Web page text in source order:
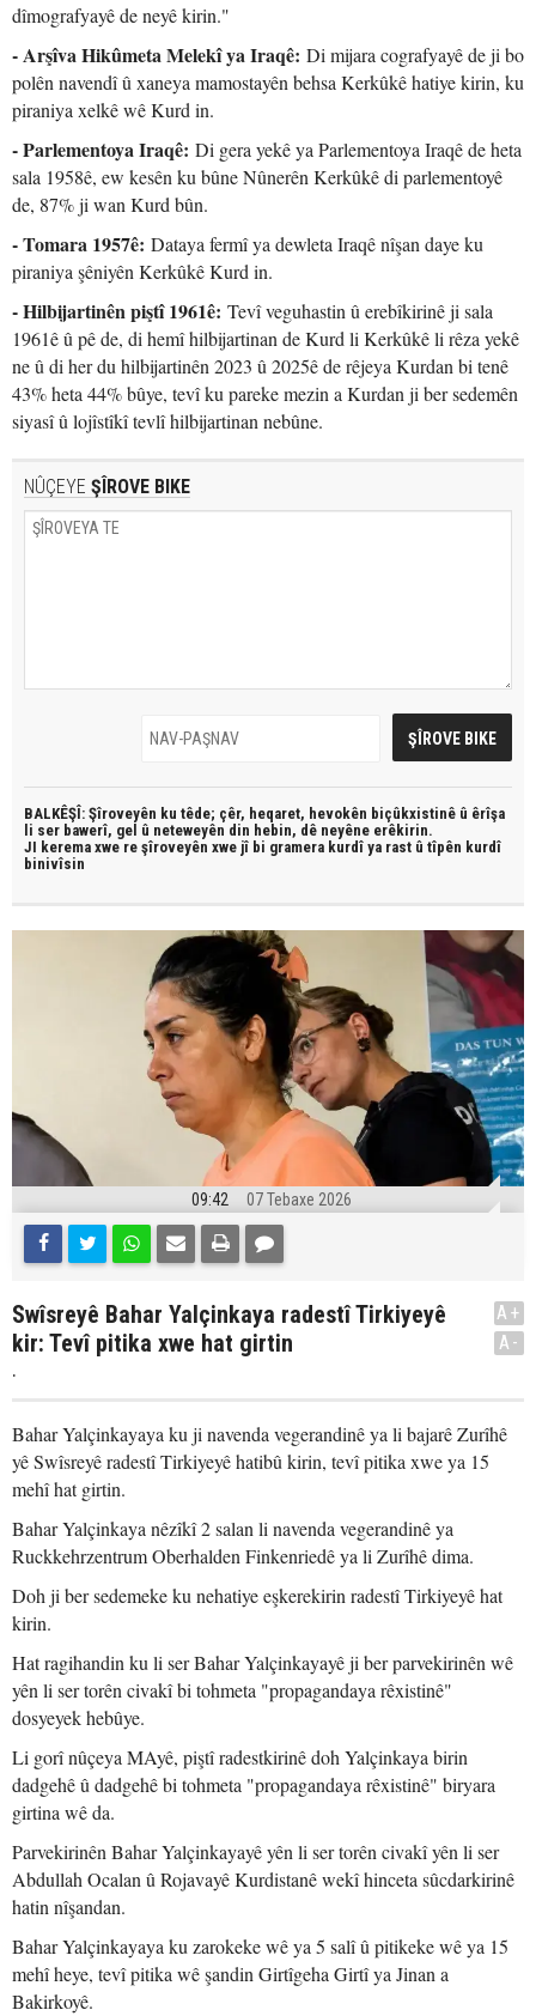
dîmografyayê de neyê kirin."
- Arşîva Hikûmeta Melekî ya Iraqê: Di mijara cografyayê de ji bo
polên navendî û xaneya mamostayên behsa Kerkûkê hatiye kirin, ku
piraniya xelkê wê Kurd in.
- Parlementoya Iraqê: Di gera yekê ya Parlementoya Iraqê de heta
sala 1958ê, ew kesên ku bûne Nûnerên Kerkûkê di parlementoyê
de, 87% ji wan Kurd bûn.
- Tomara 1957ê: Dataya fermî ya dewleta Iraqê nîşan daye ku
piraniya şêniyên Kerkûkê Kurd in.
- Hilbijartinên piştî 1961ê: Tevî veguhastin û erebîkirinê ji sala
1961ê û pê de, di hemî hilbijartinan de Kurd li Kerkûkê li rêza yekê
ne û di her du hilbijartinên 2023 û 2025ê de rêjeya Kurdan bi tenê
43% heta 44% bûye, tevî ku pareke mezin a Kurdan ji ber sedemên
siyasî û lojîstîkî tevlî hilbijartinan nebûne.
NÛÇEYE ŞÎROVE BIKE
BALKÊŞÎ: Şîroveyên ku têde; çêr, heqaret, hevokên biçûkxistinê û êrîşa
li ser bawerî, gel û neteweyên din hebin, dê neyêne erêkirin.
JI kerema xwe re şîroveyên xwe jî bi gramera kurdî ya rast û tîpên kurdî
binivîsin
09:42 07 Tebaxe 2026
Swîsreyê Bahar Yalçinkaya radestî Tirkiyeyê
kir: Tevî pitika xwe hat girtin
.
A+
A-
Bahar Yalçinkayaya ku ji navenda vegerandinê ya li bajarê Zurîhê
yê Swîsreyê radestî Tirkiyeyê hatibû kirin, tevî pitika xwe ya 15
mehî hat girtin.
Bahar Yalçinkaya nêzîkî 2 salan li navenda vegerandinê ya
Ruckkehrzentrum Oberhalden Finkenriedê ya li Zurîhê dima.
Doh ji ber sedemeke ku nehatiye eşkerekirin radestî Tirkiyeyê hat
kirin.
Hat ragihandin ku li ser Bahar Yalçinkayayê ji ber parvekirinên wê
yên li ser torên civakî bi tohmeta "propagandaya rêxistinê"
dosyeyek hebûye.
Li gorî nûçeya MAyê, piştî radestkirinê doh Yalçinkaya birin
dadgehê û dadgehê bi tohmeta "propagandaya rêxistinê" biryara
girtina wê da.
Parvekirinên Bahar Yalçinkayayê yên li ser torên civakî yên li ser
Abdullah Ocalan û Rojavayê Kurdistanê wekî hinceta sûcdarkirinê
hatin nîşandan.
Bahar Yalçinkayaya ku zarokeke wê ya 5 salî û pitikeke wê ya 15
mehî heye, tevî pitika wê şandin Girtîgeha Girtî ya Jinan a
Bakirkoyê.